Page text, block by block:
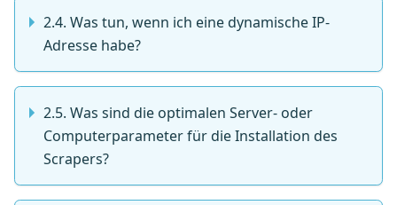
2.4. Was tun, wenn ich eine dynamische IP-
Adresse habe?
2.5. Was sind die optimalen Server- oder
Computerparameter für die Installation des
Scrapers?